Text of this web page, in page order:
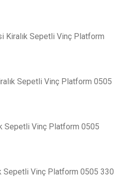
Kiralık Sepetli Vinç Platform
Sepetli Vinç Platform 0505
Sepetli Vinç Platform 0505
Sepetli Vinç Platform 0505 330